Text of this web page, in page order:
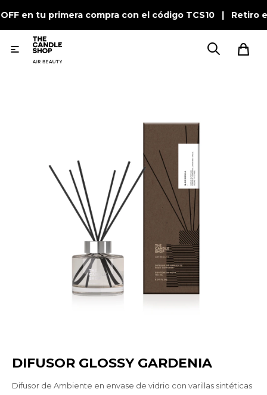
en tu primera compra con el código TCS10 |

DIFUSOR GLOSSY GARDENIA
Difusor de Ambiente en envase de vidrio con varillas sintéticas